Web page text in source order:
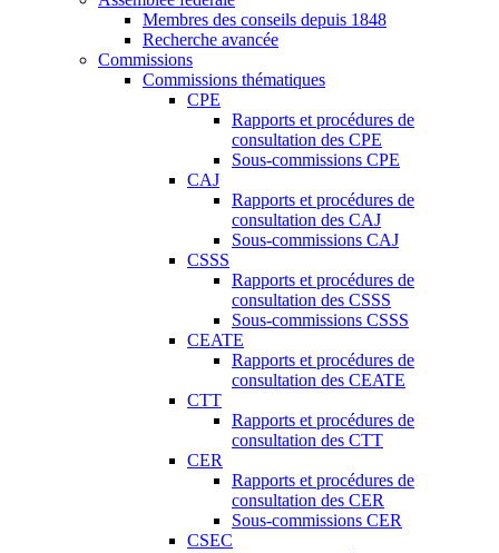
Membres des conseils depuis 1848
Recherche avancée
Commissions
Commissions thématiques
CPE
Rapports et procédures de
consultation des CPE
Sous-commissions CPE
CAJ
Rapports et procédures de
consultation des CAJ
Sous-commissions CAJ
CSSS
Rapports et procédures de
consultation des CSSS
Sous-commissions CSSS
CEATE
Rapports et procédures de
consultation des CEATE
CTT
Rapports et procédures de
consultation des CTT
CER
Rapports et procédures de
consultation des CER
Sous-commissions CER
CSEC